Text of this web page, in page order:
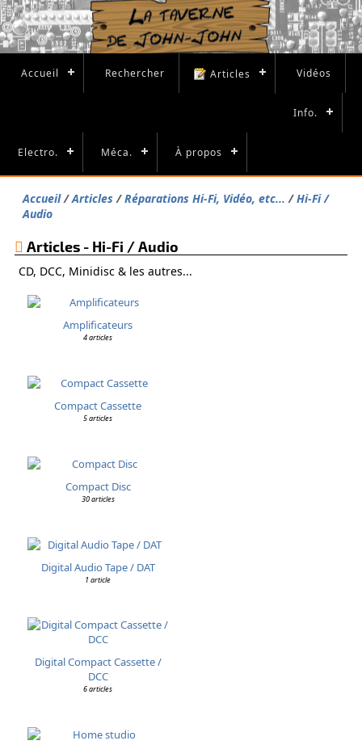
Accueil Rechercher Articles Vidéos
Info.
Electro. Méca. À propos
Accueil Articles Réparations Hi-Fi, Vidéo, etc...
Hi-Fi /
Audio
Articles - Hi-Fi / Audio
CD, DCC, Minidisc & les autres...
Amplificateurs
4 articles
Compact Cassette
5 articles
Compact Disc
30 articles
Digital Audio Tape / DAT
1 article
Digital Compact Cassette /
DCC
6 articles